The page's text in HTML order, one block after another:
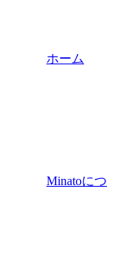
ホーム
Minatoにつ